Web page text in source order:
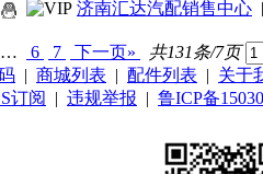
济南汇达汽配销售中心
… 6 7 下一页»
共131条/7页
| 商城列表 | 配件列表 | 关于
订阅 | 违规举报 | 鲁ICP备